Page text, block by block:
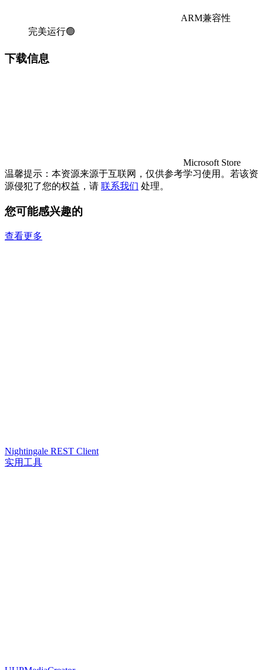
ARM兼容性
完美运行🟢
下载信息
Microsoft Store
温馨提示：本资源来源于互联网，仅供参考学习使用。若该资
源侵犯了您的权益，请 联系我们 处理。
您可能感兴趣的
查看更多
Nightingale REST Client
实用工具